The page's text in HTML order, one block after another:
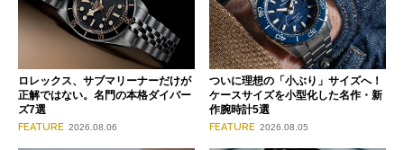
ロレックス、サブマリーナーだけが
正解ではない。名門の本格ダイバー
ズ7選
FEATURE 2026.08.06
ついに理想の「小ぶり」サイズへ！
ケースサイズを小型化した名作・新
作腕時計5選
FEATURE 2026.08.05